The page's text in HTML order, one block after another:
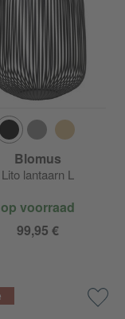
Blomus
Lito lantaarn L
op voorraad
99,95 €